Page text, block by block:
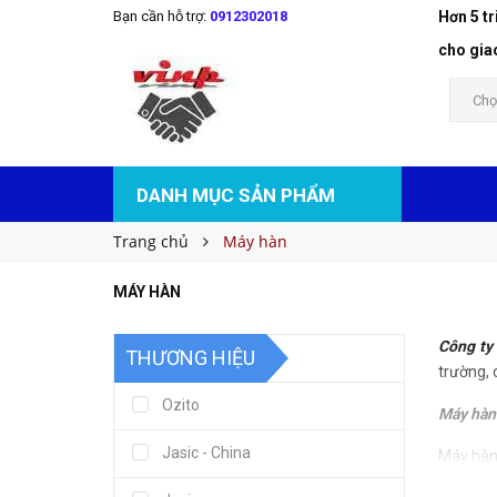
Bạn cần hỗ trợ: 0912302018
Hơn 5
cho
DANH MỤC SẢN PHẨM
Trang chủ Máy hàn
MÁY HÀN
Công ty
trường,
Máy
Máy
THƯƠNG HIỆU
Ozito
Jasic - China